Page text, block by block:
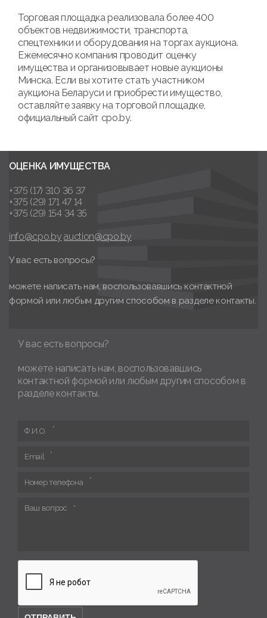
Торговая площадка реализовала более 400
объектов недвижимости, транспорта,
спецтехники и оборудования на торгах аукциона.
Ежемесячно компания проводит оценку
имущества и организовывает новые аукционы
Минска. Если вы хотите стать участником
аукциона Беларуси и приобрести имущество,
оставляйте заявку на торговой площадке,
официальный сайт cpo.by.
ОЦЕНКА ИМУЩЕСТВА
+375 (17) 310 36 37
+375 (29) 171 47 14
+375 (29) 154 34 35
info@cpo.by auction@cpo.by
У вас есть вопросы?
можете написать нам, воспользовавшись контактной
формой или любым другим способом в разделе контакты.
У вас есть вопросы?
можете написать нам, воспользовавшись
контактной формой или любым другим способом в
разделе контакты.
Ф.И.О.
Email
Номер телефона
Ваш вопрос